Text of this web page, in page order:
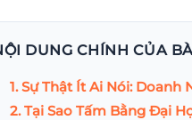
DUNG CHÍNH CỦA
1. Sự Thật Ít Ai Nói: Doanh
2. Tại Sao Tấm Bằng Đại